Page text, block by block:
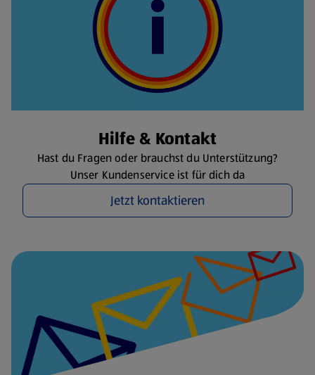
Hilfe & Kontakt
Hast du Fragen oder brauchst du Unterstützung?
Unser Kundenservice ist für dich da
Jetzt kontaktieren